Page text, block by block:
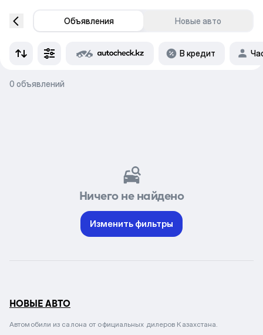
Объявления Новые авто
В кредит
0 объявлений
Ничего не найдено
Изменить фильтры
НОВЫЕ АВТО
Автомобили из салона от официальных дилеров Казахстана.